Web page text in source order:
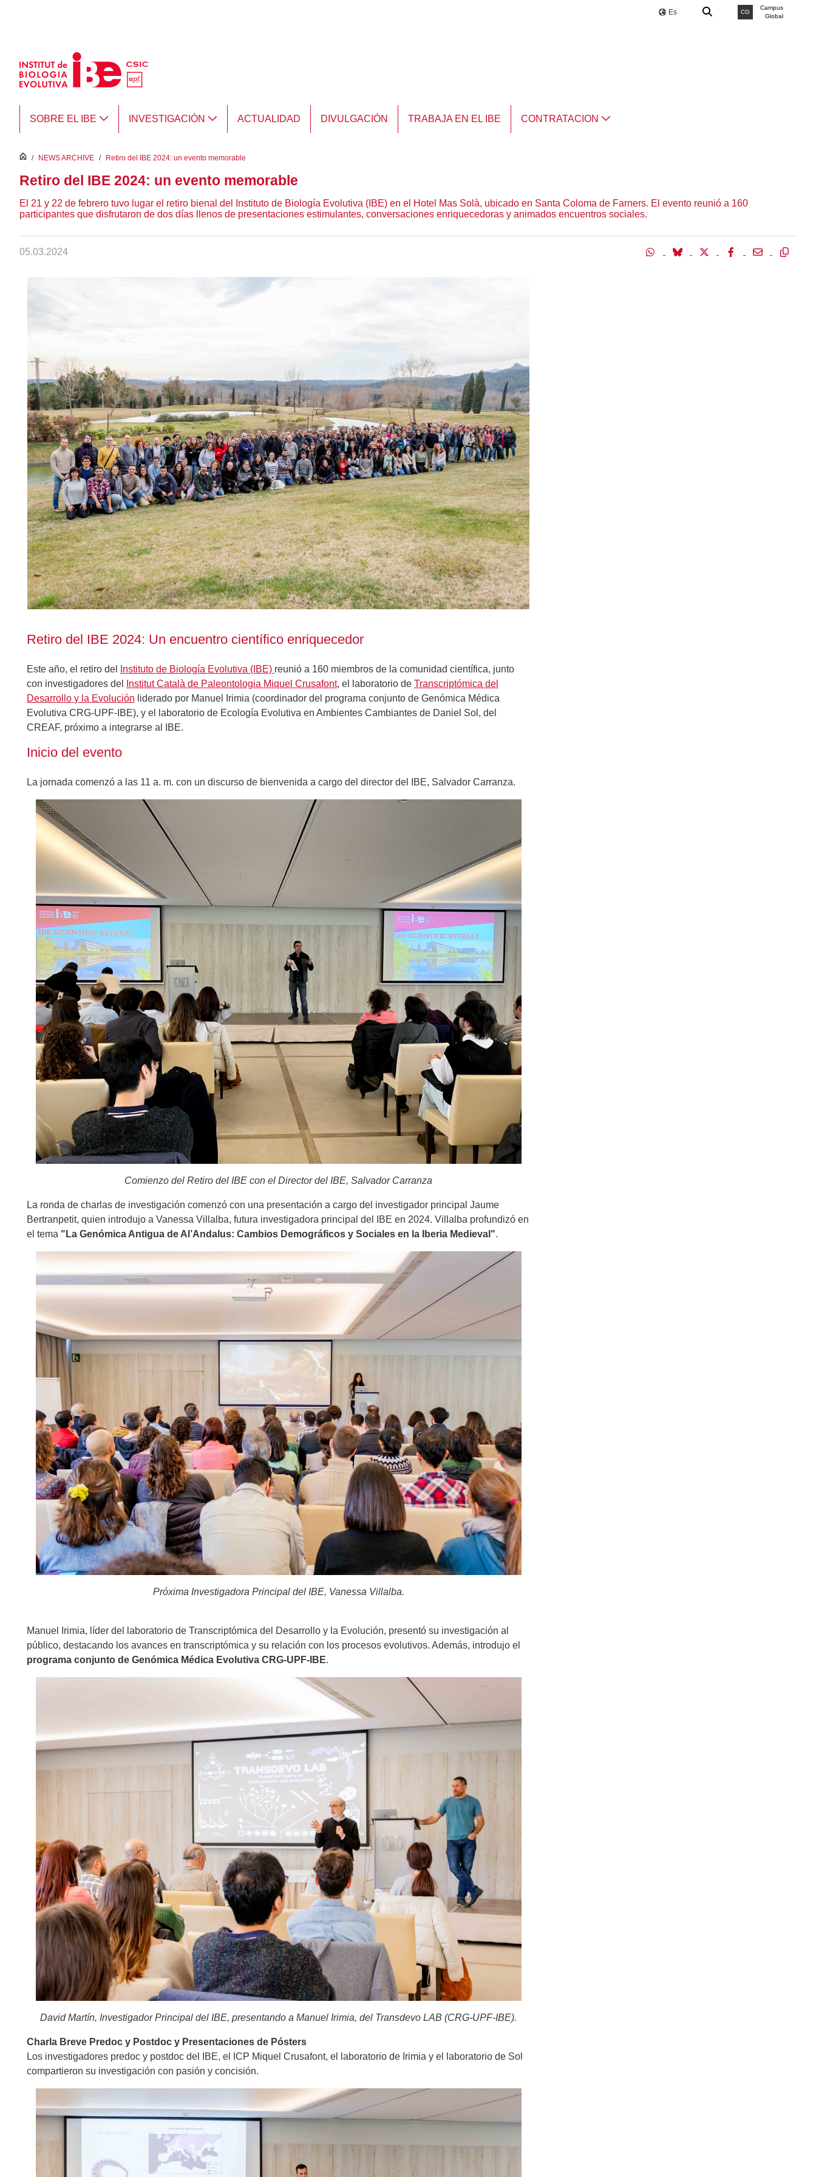
Es CG
Campus
Global
SOBRE EL IBE INVESTIGACIÓN ACTUALIDAD DIVULGACIÓN TRABAJA EN EL IBE CONTRATACION
inici
/ NEWS ARCHIVE / Retiro del IBE 2024: un evento memorable
Retiro del IBE 2024: un evento memorable
El 21 y 22 de febrero tuvo lugar el retiro bienal del Instituto de Biología Evolutiva (IBE) en el Hotel Mas Solà, ubicado en Santa Coloma de Farners. El evento reunió a 160
participantes que disfrutaron de dos días llenos de presentaciones estimulantes, conversaciones enriquecedoras y animados encuentros sociales.
05.03.2024
Retiro del IBE 2024: Un encuentro científico enriquecedor
Este año, el retiro del Instituto de Biología Evolutiva (IBE) reunió a 160 miembros de la comunidad científica, junto
con investigadores del
Institut Català de Paleontologia Miquel Crusafont, el laboratorio de Transcriptómica del
Desarrollo y la Evolución liderado por Manuel Irimia (coordinador del programa conjunto de Genómica Médica
Evolutiva CRG-UPF-IBE), y el laboratorio de Ecología Evolutiva en Ambientes Cambiantes de Daniel Sol, del
CREAF, próximo a integrarse al IBE.
Inicio del evento
La jornada comenzó a las 11 a. m. con un discurso de bienvenida a cargo del director del IBE, Salvador Carranza.
Comienzo del Retiro del IBE con el Director del IBE, Salvador Carranza
La ronda de charlas de investigación comenzó con una presentación a cargo del investigador principal Jaume
Bertranpetit, quien introdujo a Vanessa Villalba, futura investigadora principal del IBE en 2024. Villalba profundizó en
el tema "La Genómica Antigua de Al’Andalus: Cambios Demográficos y Sociales en la Iberia Medieval".
Próxima Investigadora Principal del IBE, Vanessa Villalba.
Manuel Irimia, líder del laboratorio de Transcriptómica del Desarrollo y la Evolución, presentó su investigación al
público, destacando los avances en transcriptómica y su relación con los procesos evolutivos. Además, introdujo el
programa conjunto de Genómica Médica Evolutiva CRG-UPF-IBE.
David Martín, Investigador Principal del IBE, presentando a Manuel Irimia, del Transdevo LAB (CRG-UPF-IBE).
Charla Breve Predoc y Postdoc y Presentaciones de Pósters
Los investigadores predoc y postdoc del IBE, el ICP Miquel Crusafont, el laboratorio de Irimia y el laboratorio de Sol
compartieron su investigación con pasión y concisión.